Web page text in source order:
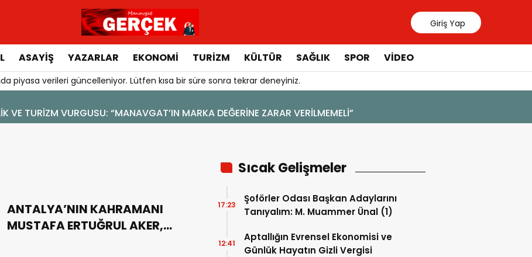
Giriş Yap
ASAYIŞ YAZARLAR EKONOMI TURIZM KÜLTÜR SAĞLIK SPOR VIDEO
piyasa verileri güncelleniyor. Lütfen kısa bir süre sonra tekrar deneyiniz.
SOSYAL MEDYA
ANTALYA’NIN KAHRAMANI
MUSTAFA ERTUĞRUL AKER,
Sıcak Gelişmeler
Şoförler Odası Başkan Adaylarını
Tanıyalım: M. Muammer Ünal (1)
17:23
Aptallığın Evrensel Ekonomisi ve
Günlük Hayatın Gizli Vergisi
12:41